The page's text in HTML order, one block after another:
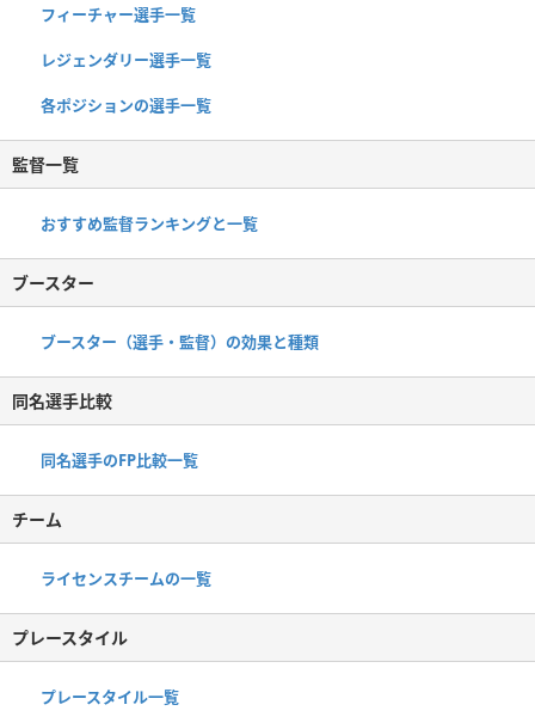
フィーチャー選手一覧
レジェンダリー選手一覧
各ポジションの選手一覧
監督一覧
おすすめ監督ランキングと一覧
ブースター
ブースター（選手・監督）の効果と種類
同名選手比較
同名選手のFP比較一覧
チーム
ライセンスチームの一覧
プレースタイル
プレースタイル一覧